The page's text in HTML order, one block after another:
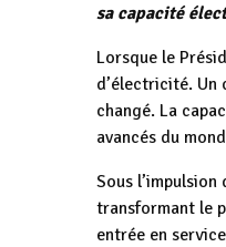
sa capacité
Lorsque le
d’électricité. Un
changé. La
avancés du
Sous
transformant le
entrée en